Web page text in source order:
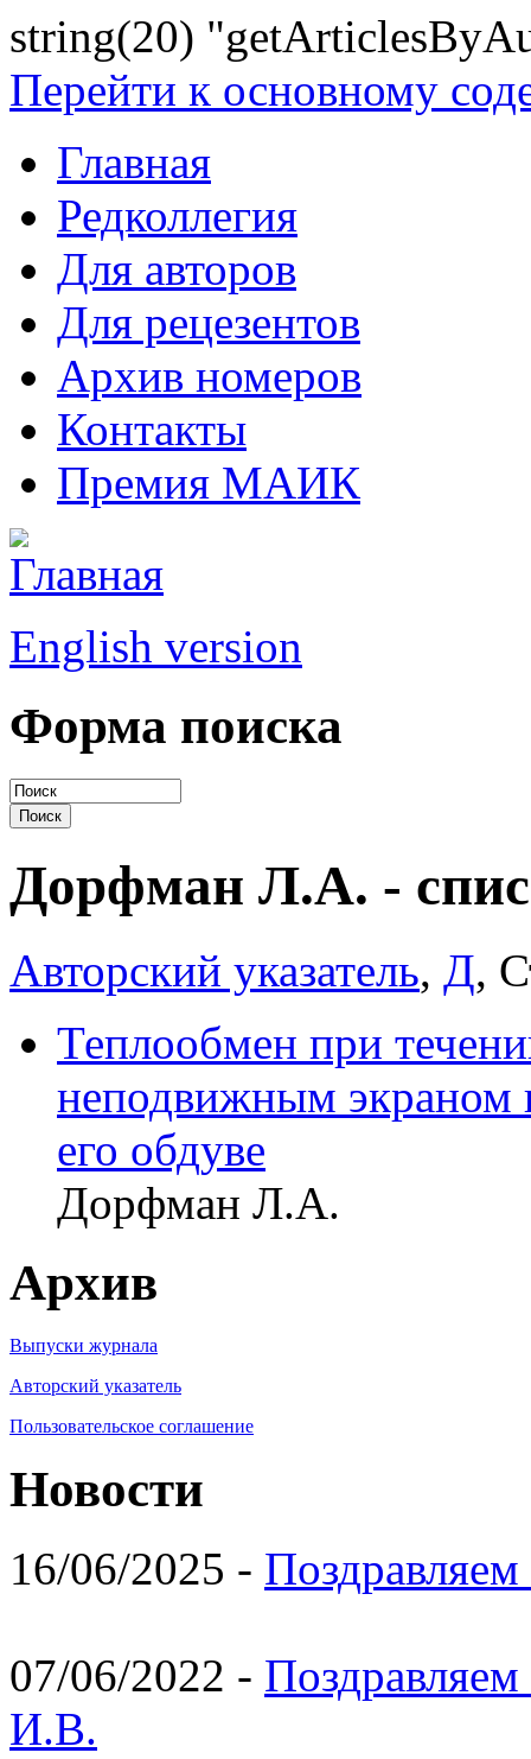
string(20)
Перейти к основному
Главная
Редколлегия
Для авторов
Для рецезентов
Архив номеров
Контакты
Премия МАИК
English version
Форма поиска
Дорфман Л.А. -
Авторский указатель, Д,
Теплообмен при
неподвижным
его обдуве
Дорфман Л.А.
Архив
Выпуски журнала
Авторский указатель
Пользовательское соглашение
Новости
16/06/2025 -
07/06/2022 -
И.В.